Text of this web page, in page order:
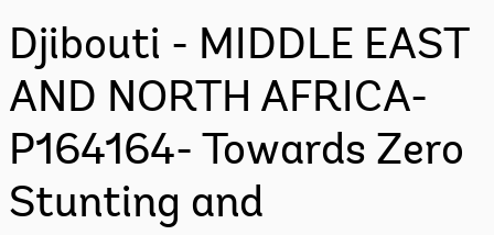
Djibouti - MIDDLE EAST
AND NORTH AFRICA-
P164164- Towards Zero
Stunting and